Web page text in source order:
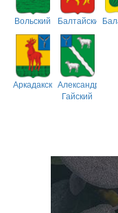
Вольский Балтайский
АркадакскийАлександрово-
Гайский